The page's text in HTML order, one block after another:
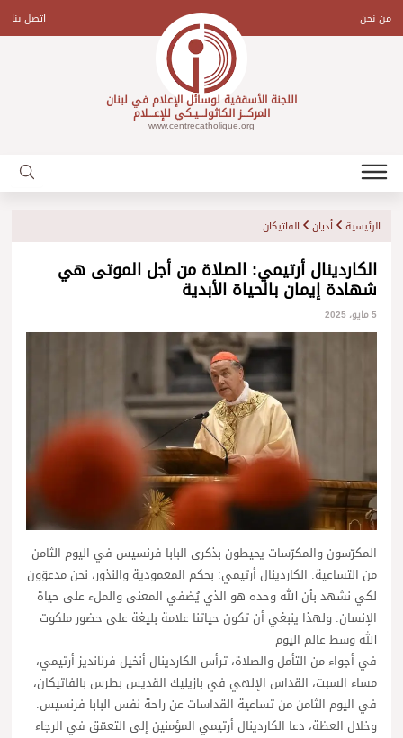
contentمن نحن اتصل بنا
اللجنة الأسقفية لوسائل الإعلام في لبنان
المركـــز الكاثولـــيـكي للإعـــلام
www.centrecatholique.org
الرئيسية أديان الفاتيكان
الكاردينال أرتيمي: الصلاة من أجل الموتى هي
شهادة إيمان بالحياة الأبدية
5 مايو، 2025
المكرّسون والمكرّسات يحيطون بذكرى البابا فرنسيس في اليوم الثامن
من التساعية. الكاردينال أرتيمي: بحكم المعمودية والنذور، نحن مدعوّون
لكي نشهد بأن الله وحده هو الذي يُضفي المعنى والملء على حياة
الإنسان. ولهذا ينبغي أن تكون حياتنا علامة بليغة على حضور ملكوت
الله وسط عالم اليوم
في أجواء من التأمل والصلاة، ترأس الكاردينال أنخيل فرنانديز أرتيمي،
مساء السبت، القداس الإلهي في بازيليك القديس بطرس بالفاتيكان،
في اليوم الثامن من تساعية القداسات عن راحة نفس البابا فرنسيس.
وخلال العظة، دعا الكاردينال أرتيمي المؤمنين إلى التعمّق في الرجاء